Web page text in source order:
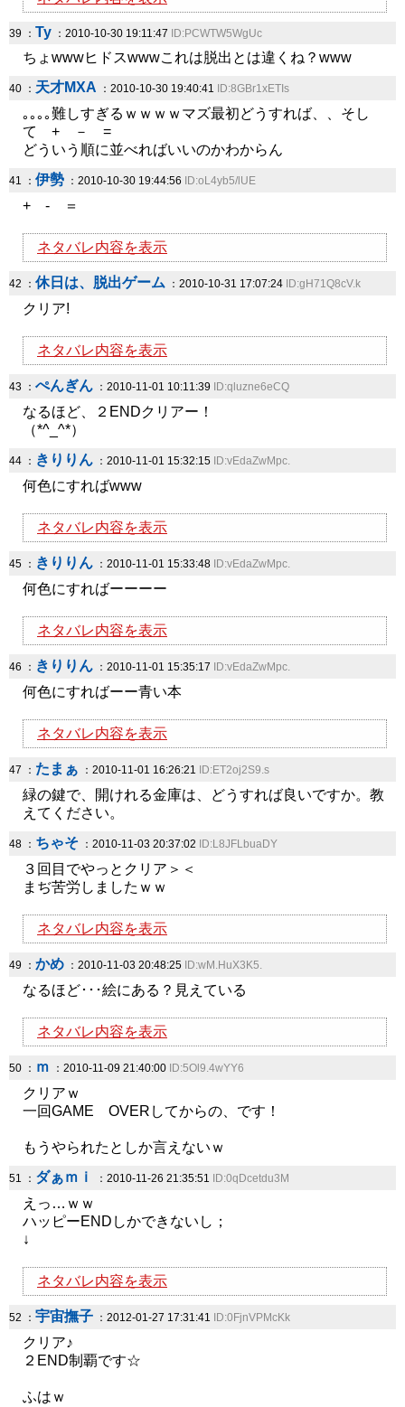
39 ： Ty ：2010-10-30 19:11:47 ID:PCWTW5WgUc
ちょwwwヒドスwwwこれは脱出とは違くね？www
40 ： 天才MXA ：2010-10-30 19:40:41 ID:8GBr1xETIs
｡｡｡｡難しすぎるｗｗｗｗマズ最初どうすれば、、そし
て + － =
どういう順に並べればいいのかわからん
41 ： 伊勢 ：2010-10-30 19:44:56 ID:oL4yb5/lUE
+ - ＝
ネタバレ内容を表示
42 ： 休日は、脱出ゲーム ：2010-10-31 17:07:24 ID:gH71Q8cV.k
クリア!
ネタバレ内容を表示
43 ： ぺんぎん ：2010-11-01 10:11:39 ID:qluzne6eCQ
なるほど、２ENDクリアー！
（*^_^*）
44 ： きりりん ：2010-11-01 15:32:15 ID:vEdaZwMpc.
何色にすればwww
ネタバレ内容を表示
45 ： きりりん ：2010-11-01 15:33:48 ID:vEdaZwMpc.
何色にすればーーーー
ネタバレ内容を表示
46 ： きりりん ：2010-11-01 15:35:17 ID:vEdaZwMpc.
何色にすればーー青い本
ネタバレ内容を表示
47 ： たまぁ ：2010-11-01 16:26:21 ID:ET2oj2S9.s
緑の鍵で、開けれる金庫は、どうすれば良いですか。教
えてください。
48 ： ちゃそ ：2010-11-03 20:37:02 ID:L8JFLbuaDY
３回目でやっとクリア＞＜
まぢ苦労しましたｗｗ
ネタバレ内容を表示
49 ： かめ ：2010-11-03 20:48:25 ID:wM.HuX3K5.
なるほど･･･絵にある？見えている
ネタバレ内容を表示
50 ： ｍ ：2010-11-09 21:40:00 ID:5Ol9.4wYY6
クリアｗ
一回GAME OVERしてからの、です！
もうやられたとしか言えないｗ
51 ： ダぁｍｉ ：2010-11-26 21:35:51 ID:0qDcetdu3M
えっ…ｗｗ
ハッピーENDしかできないし；
↓
ネタバレ内容を表示
52 ： 宇宙撫子 ：2012-01-27 17:31:41 ID:0FjnVPMcKk
クリア♪
２END制覇です☆
ふはｗ